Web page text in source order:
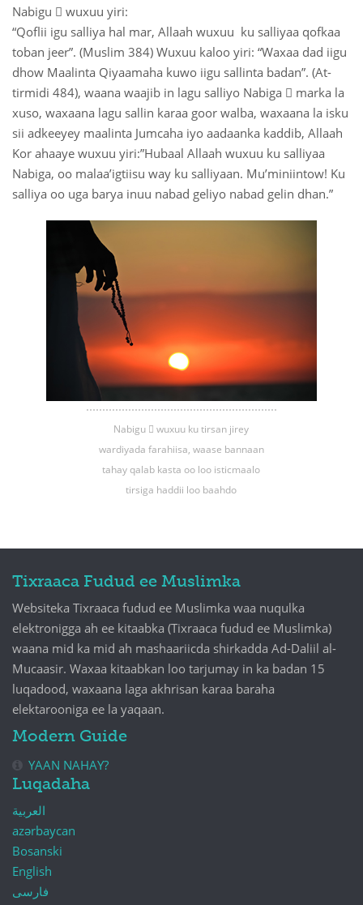
Nabigu  wuxuu yiri:
“Qoflii igu salliya hal mar, Allaah wuxuu ku salliyaa qofkaa
toban jeer”. (Muslim 384) Wuxuu kaloo yiri: “Waxaa dad iigu
dhow Maalinta Qiyaamaha kuwo iigu sallinta badan”. (At-
tirmidi 484), waana waajib in lagu salliyo Nabiga  marka la
xuso, waxaana lagu sallin karaa goor walba, waxaana la isku
sii adkeeyey maalinta Jumcaha iyo aadaanka kaddib, Allaah
Kor ahaaye wuxuu yiri:”Hubaal Allaah wuxuu ku salliyaa
Nabiga, oo malaa’igtiisu way ku salliyaan. Mu’miniintow! Ku
salliya oo uga barya inuu nabad geliyo nabad gelin dhan.”
Nabigu  wuxuu ku tirsan jirey
wardiyada farahiisa, waase bannaan
tahay qalab kasta oo loo isticmaalo
tirsiga haddii loo baahdo
Tixraaca Fudud ee Muslimka
Websiteka Tixraaca fudud ee Muslimka waa nuqulka
elektronigga ah ee kitaabka (Tixraaca fudud ee Muslimka)
waana mid ka mid ah mashaariicda shirkadda Ad-Daliil al-
Mucaasir. Waxaa kitaabkan loo tarjumay in ka badan 15
luqadood, waxaana laga akhrisan karaa baraha
elektarooniga ee la yaqaan.
Modern Guide
YAAN NAHAY?
Luqadaha
العربية
azərbaycan
Bosanski
English
فارسی